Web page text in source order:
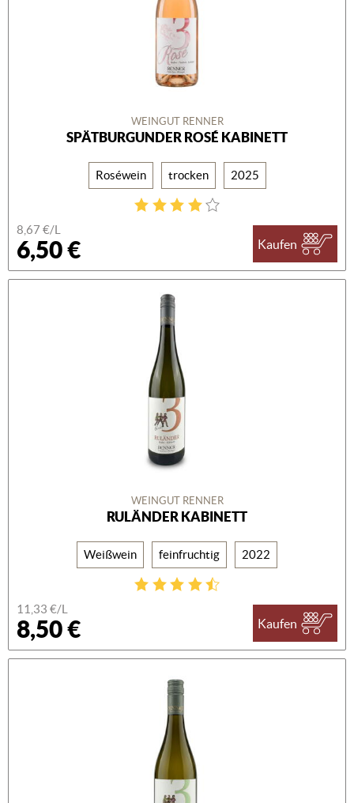
WEINGUT RENNER
SPÄTBURGUNDER ROSÉ KABINETT
Roséwein trocken 2025
8,67 €/L
6,50 € Kaufen
WEINGUT RENNER
RULÄNDER KABINETT
Weißwein feinfruchtig 2022
11,33 €/L
8,50 € Kaufen